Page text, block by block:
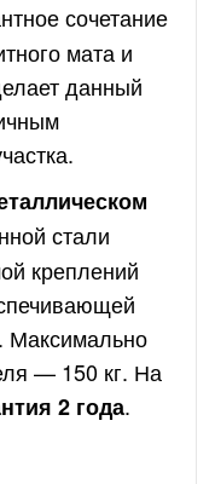
сочетание
мата и
данный
стали
креплений
Максимально
— 150 кг. На
2 года.